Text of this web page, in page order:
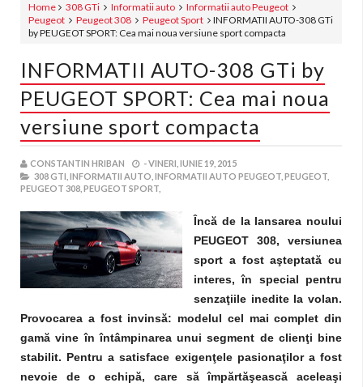
Home 308 GTi Informatii auto
Informatii auto Peugeot
Peugeot
Peugeot 308 Peugeot Sport
INFORMATII AUTO-308 GTi
by PEUGEOT SPORT: Cea mai noua versiune sport compacta
INFORMATII AUTO-308 GTi by
PEUGEOT SPORT: Cea mai noua
versiune sport compacta
CONSTANTIN HRIBAN -VINERI, IUNIE 19, 2015
308 GTI, INFORMATII AUTO, INFORMATII AUTO PEUGEOT, PEUGEOT,
PEUGEOT 308, PEUGEOT SPORT,
Încă de la lansarea noului
PEUGEOT 308, versiunea
sport a fost aşteptată cu
interes, în special pentru
senzaţiile inedite la volan.
Provocarea a fost invinsă: modelul cel mai complet din
gamă vine în întâmpinarea unui segment de clienţi bine
stabilit. Pentru a satisface exigenţele pasionaţilor a fost
nevoie de o echipă, care să împărtăşească aceleaşi